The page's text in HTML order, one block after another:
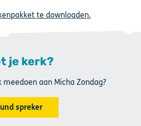
te downloaden.
je kerk?
aan Micha Zondag?
spreker